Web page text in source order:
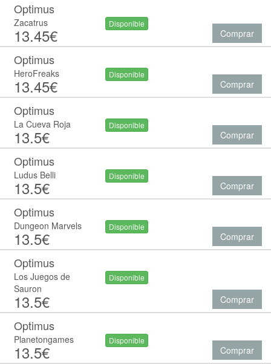
Optimus
Zacatrus
13.45€
Disponible
Comprar
Optimus
HeroFreaks
13.45€
Disponible
Comprar
Optimus
La Cueva Roja
13.5€
Disponible
Comprar
Optimus
Ludus Belli
13.5€
Disponible
Comprar
Optimus
Dungeon Marvels
13.5€
Disponible
Comprar
Optimus
Los Juegos de
Sauron
13.5€
Disponible
Comprar
Optimus
Planetongames
13.5€
Disponible
Comprar